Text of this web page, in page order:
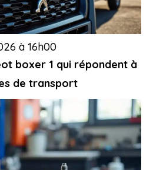
boxer 1 qui répondent à
de transport
à 16h00